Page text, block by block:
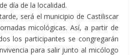
día de la localidad.
será el municipio de Castiliscar
micológicas. Así, a partir de
los participantes se congregarán
para salir junto al micólogo